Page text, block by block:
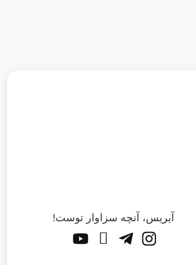
آیریس، آنچه سزاوار توست!